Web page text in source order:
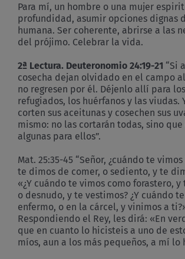
Para mí, un hombre o una mujer
profundidad, asumir opciones dignas
humana. Ser coherente, abrirse a las
del prójimo. Celebrar la vida.
2ª Lectura. Deuteronomio 24:19-21 “Si
cosecha dejan olvidado en el campo
no regresen por él. Déjenlo allí para
refugiados, los huérfanos y las viudas.
corten sus aceitunas y cosechen sus
mismo: no las cortarán todas, sino que
algunas para ellos”.
Mat. 25:35-45 “Señor, ¿cuándo te
te dimos de comer, o sediento, y te
«¿Y cuándo te vimos como forastero,
o desnudo, y te vestimos? ¿Y cuándo
enfermo, o en la cárcel, y vinimos a
Respondiendo el Rey, les dirá: «En
que en cuanto lo hicisteis a uno de
míos, aun a los más pequeños, a mí lo